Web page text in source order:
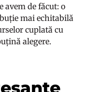
avem de făcut: o
mai echitabilă
cuplată cu
alegere.